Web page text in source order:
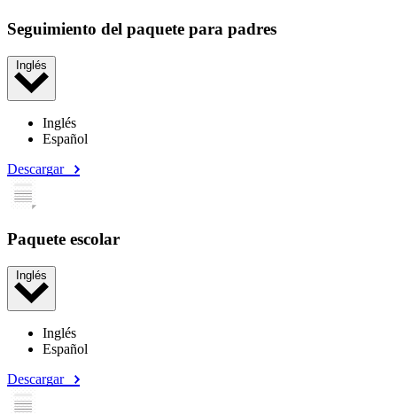
Seguimiento del paquete para padres
Inglés
Inglés
Español
Descargar
Paquete escolar
Inglés
Inglés
Español
Descargar